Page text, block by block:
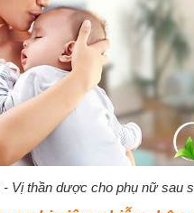
- Vị thần dược cho phụ nữ sau